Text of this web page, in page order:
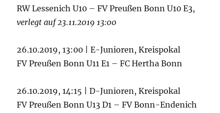
RW Lessenich U10 – FV Preußen Bonn U10 E3,
verlegt auf 23.11.2019 13:00
26.10.2019, 13:00 | E-Junioren, Kreispokal
FV Preußen Bonn U11 E1 – FC Hertha Bonn
26.10.2019, 14:15 | D-Junioren, Kreispokal
FV Preußen Bonn U13 D1 – FV Bonn-Endenich